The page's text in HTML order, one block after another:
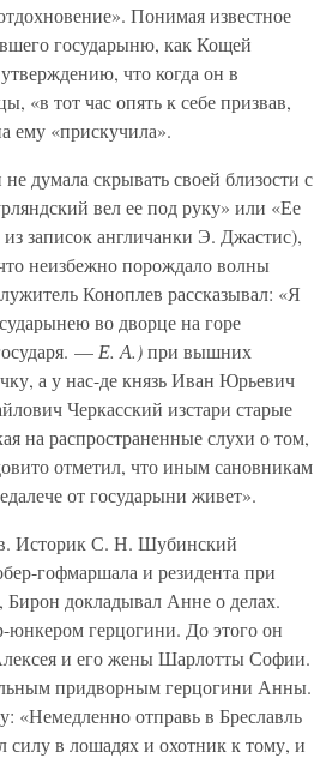
Понимая известное
государыню, как Кощей
что когда он в
«в тот час опять к себе призвав,
ему «прискучила».
думала скрывать своей близости с
вел ее под руку» или «Ее
записок англичанки Э. Джастис),
неизбежно порождало волны
Коноплев рассказывал: «Я
во дворце на горе
— Е. А.)при вышних
а у нас-де князь Иван Юрьевич
Черкасский изстари старые
на распространенные слухи о том,
отметил, что иным сановникам
от государыни живет».
Историк С. Н. Шубинский
гофмаршала и резидента при
докладывал Анне о делах.
юнкером герцогини. До этого он
и его жены Шарлотты Софии.
придворным герцогини Анны.
«Немедленно отправь в Бреславль
силу в лошадях и охотник к тому, и